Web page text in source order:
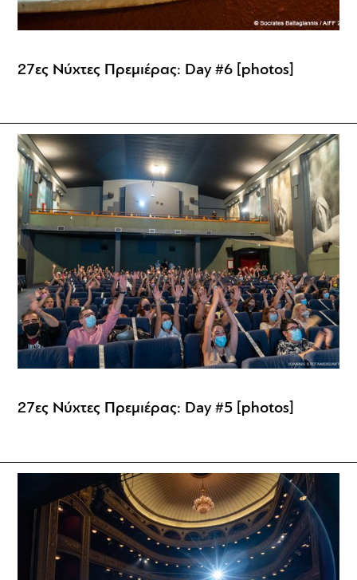
27ες Νύχτες Πρεμιέρας: Day #6 [photos]
27ες Νύχτες Πρεμιέρας: Day #5 [photos]